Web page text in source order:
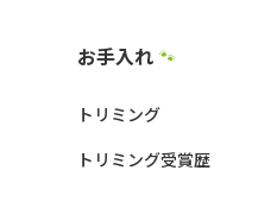
お手入れ 🐾
トリミング
トリミング受賞歴